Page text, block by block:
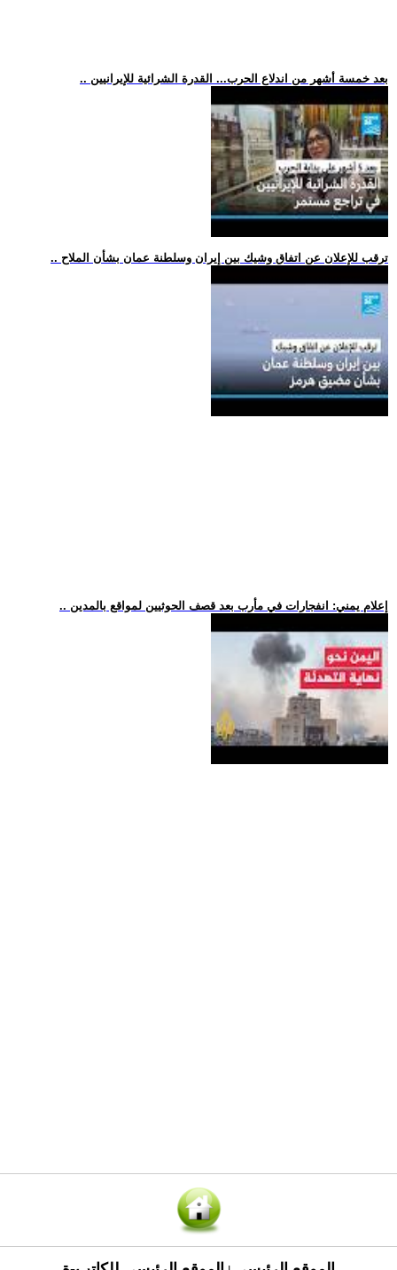
.. بعد خمسة أشهر من اندلاع الحرب... القدرة الشرائية للإيرانيين
.. ترقب للإعلان عن اتفاق وشيك بين إيران وسلطنة عمان بشأن الملاح
.. إعلام يمني: انفجارات في مأرب بعد قصف الحوثيين لمواقع بالمدين